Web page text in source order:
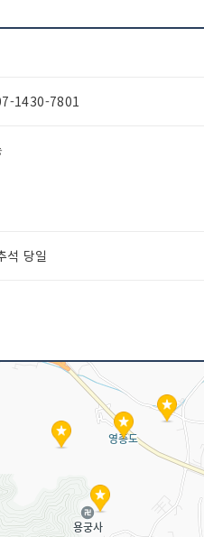
1430-7801
석 당일